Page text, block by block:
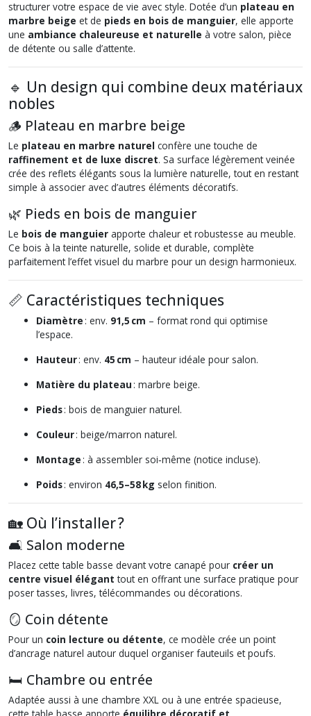
structurer votre espace de vie avec style. Dotée d’un plateau en
marbre beige et de pieds en bois de manguier, elle apporte
une ambiance chaleureuse et naturelle à votre salon, pièce
de détente ou salle d’attente.
🔹 Un design qui combine deux matériaux
nobles
🪵 Plateau en marbre beige
Le plateau en marbre naturel confère une touche de
raffinement et de luxe discret. Sa surface légèrement veinée
crée des reflets élégants sous la lumière naturelle, tout en restant
simple à associer avec d’autres éléments décoratifs.
🌿 Pieds en bois de manguier
Le bois de manguier apporte chaleur et robustesse au meuble.
Ce bois à la teinte naturelle, solide et durable, complète
parfaitement l’effet visuel du marbre pour un design harmonieux.
📏 Caractéristiques techniques
Diamètre : env. 91,5 cm – format rond qui optimise
l’espace.
Hauteur: env. 45 cm – hauteur idéale pour salon.
Matière du plateau : marbre beige.
Pieds: bois de manguier naturel.
Couleur: beige/marron naturel.
Montage : à assembler soi‑même (notice incluse).
Poids: environ 46,5–58 kg selon finition.
🏡 Où l’installer ?
🛋️ Salon moderne
Placez cette table basse devant votre canapé pour créer un
centre visuel élégant tout en offrant une surface pratique pour
poser tasses, livres, télécommandes ou décorations.
🪞 Coin détente
Pour un coin lecture ou détente, ce modèle crée un point
d’ancrage naturel autour duquel organiser fauteuils et poufs.
🛏️ Chambre ou entrée
Adaptée aussi à une chambre XXL ou à une entrée spacieuse,